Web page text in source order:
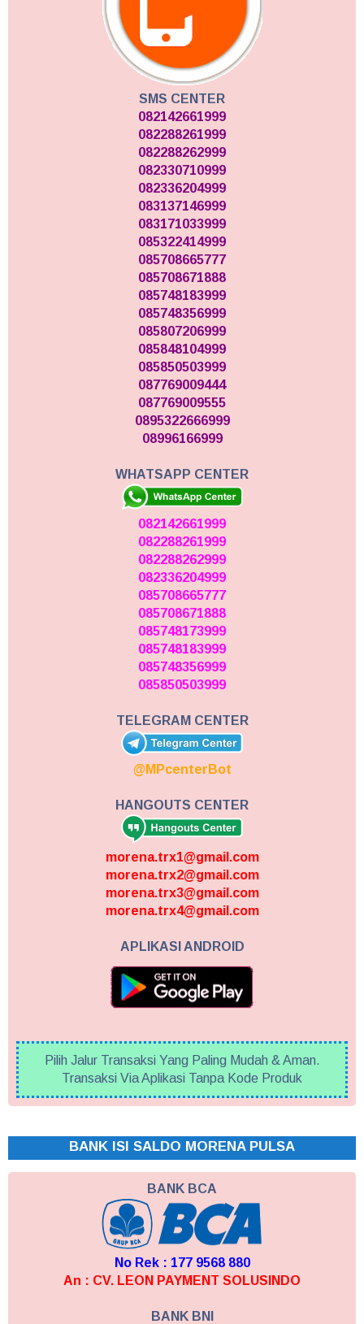
SMS CENTER
082142661999
082288261999
082288262999
082330710999
082336204999
083137146999
083171033999
085322414999
085708665777
085708671888
085748183999
085748356999
085807206999
085848104999
085850503999
087769009444
087769009555
0895322666999
08996166999
WHATSAPP CENTER
082142661999
082288261999
082288262999
082336204999
085708665777
085708671888
085748173999
085748183999
085748356999
085850503999
TELEGRAM CENTER
@MPcenterBot
HANGOUTS CENTER
morena.trx1@gmail.com
morena.trx2@gmail.com
morena.trx3@gmail.com
morena.trx4@gmail.com
APLIKASI ANDROID
Pilih Jalur Transaksi Yang Paling Mudah & Aman.
Transaksi Via Aplikasi Tanpa Kode Produk
BANK ISI SALDO MORENA PULSA
BANK BCA
No Rek : 177 9568 880
An : CV. LEON PAYMENT SOLUSINDO
BANK BNI